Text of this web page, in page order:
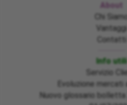
About
Chi Siamo
Vantaggi
Contatti
Info utili
Servizio
Evoluzione
Nuovo glossario bolletta